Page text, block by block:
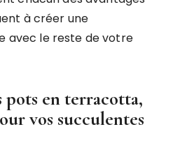
à créer une
avec le reste de votre
pots en terracotta,
vos succulentes